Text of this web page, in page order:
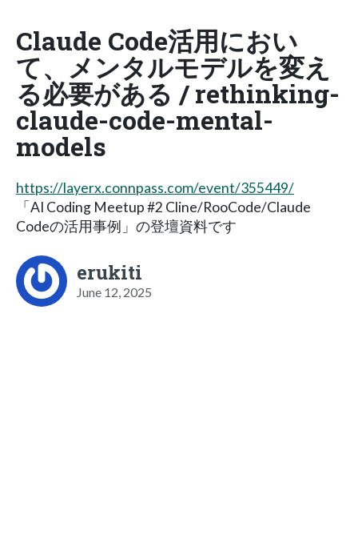
Claude Code活用におい
て、メンタルモデルを変え
る必要がある / rethinking-
claude-code-mental-
models
https://layerx.connpass.com/event/355449/
「AI Coding Meetup #2 Cline/RooCode/Claude
Codeの活用事例」の登壇資料です
erukiti
June 12, 2025